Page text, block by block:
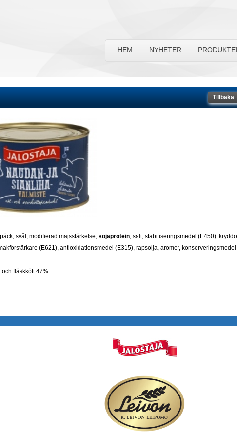
HEM NYHETER
Tillbaka
svål, modifierad majsstärkelse, sojaprotein, salt, stabiliseringsmedel (E450),
(E621), antioxidationsmedel (E315), rapsolja, aromer, konserveringsmedel
fläskkött 47%.